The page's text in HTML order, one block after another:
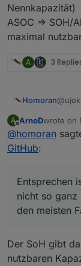
Nennkapazität)
ASOC => SOH/
maximal
A 3
Homoran
SOC
bei
State
auch
A
Offline
ArnoDwrote on
last
@homoran
GitHub:
Entsprechen
nicht so
den meisten
Der SoH gibt
nutzbaren